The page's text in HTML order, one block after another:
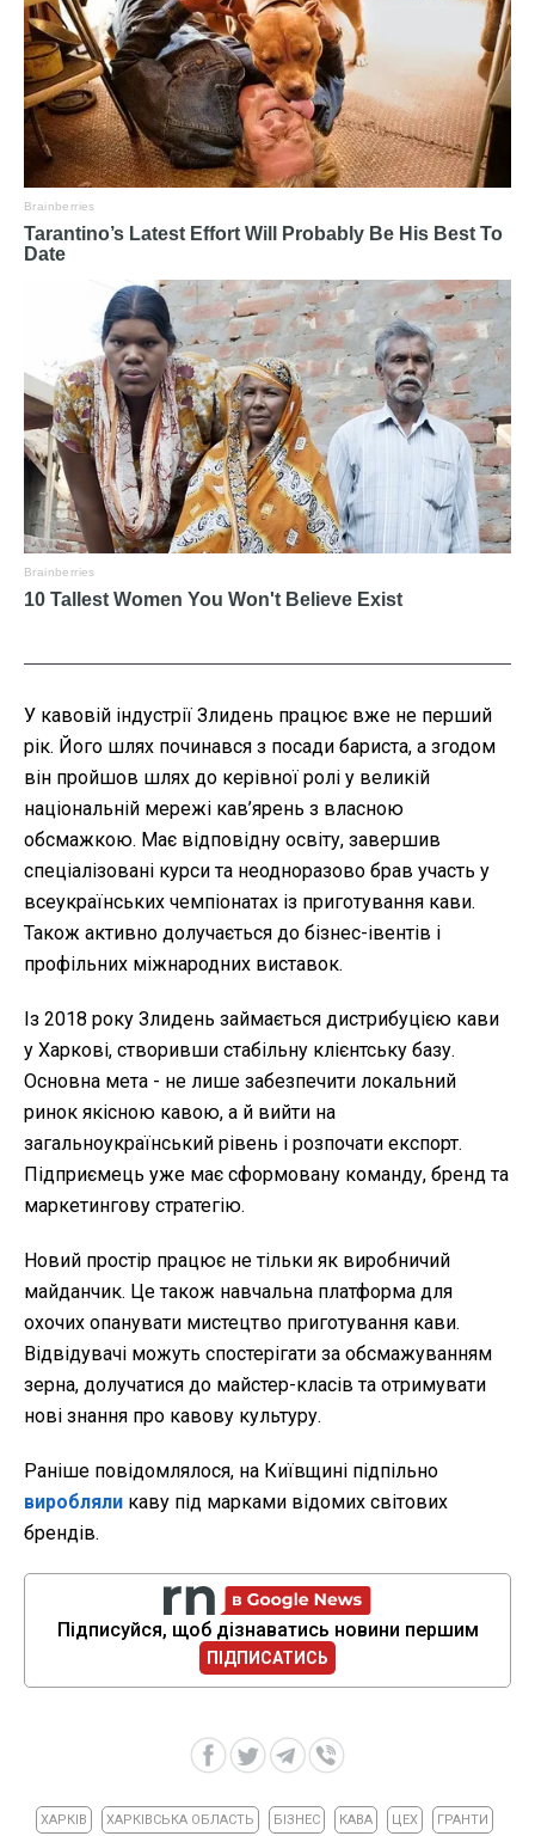
У кавовій індустрії Злидень працює вже не перший
рік. Його шлях починався з посади бариста, а згодом
він пройшов шлях до керівної ролі у великій
національній мережі кав’ярень з власною
обсмажкою. Має відповідну освіту, завершив
спеціалізовані курси та неодноразово брав участь у
всеукраїнських чемпіонатах із приготування кави.
Також активно долучається до бізнес-івентів і
профільних міжнародних виставок.
Із 2018 року Злидень займається дистрибуцією кави
у Харкові, створивши стабільну клієнтську базу.
Основна мета - не лише забезпечити локальний
ринок якісною кавою, а й вийти на
загальноукраїнський рівень і розпочати експорт.
Підприємець уже має сформовану команду, бренд та
маркетингову стратегію.
Новий простір працює не тільки як виробничий
майданчик. Це також навчальна платформа для
охочих опанувати мистецтво приготування кави.
Відвідувачі можуть спостерігати за обсмажуванням
зерна, долучатися до майстер-класів та отримувати
нові знання про кавову культуру.
Раніше повідомлялося, на Київщині підпільно
виробляли каву під марками відомих світових
брендів.
Підписуйся, щоб дізнаватись новини першим
ПІДПИСАТИСЬ
ХАРКІВ ХАРКІВСЬКА ОБЛАСТЬ БІЗНЕС КАВА ЦЕХ ГРАНТИ